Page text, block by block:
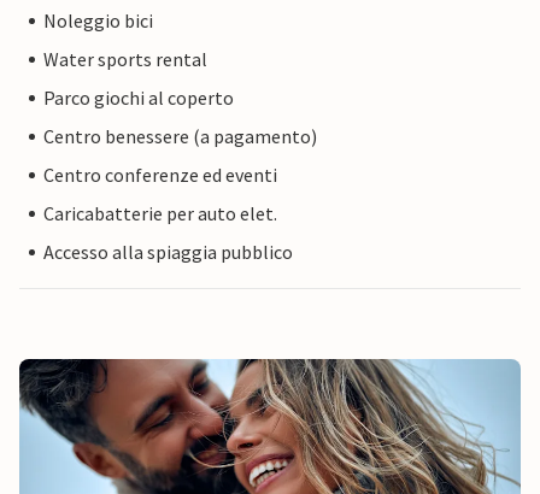
Noleggio bici
Water sports rental
Parco giochi al coperto
Centro benessere (a pagamento)
Centro conferenze ed eventi
Caricabatterie per auto elet.
Accesso alla spiaggia pubblico